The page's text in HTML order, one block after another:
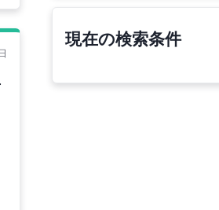
現在の検索条件